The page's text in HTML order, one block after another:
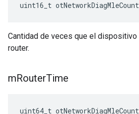
uint16_t
Cantidad de veces que el
router.
mRouterTime
uint64_t